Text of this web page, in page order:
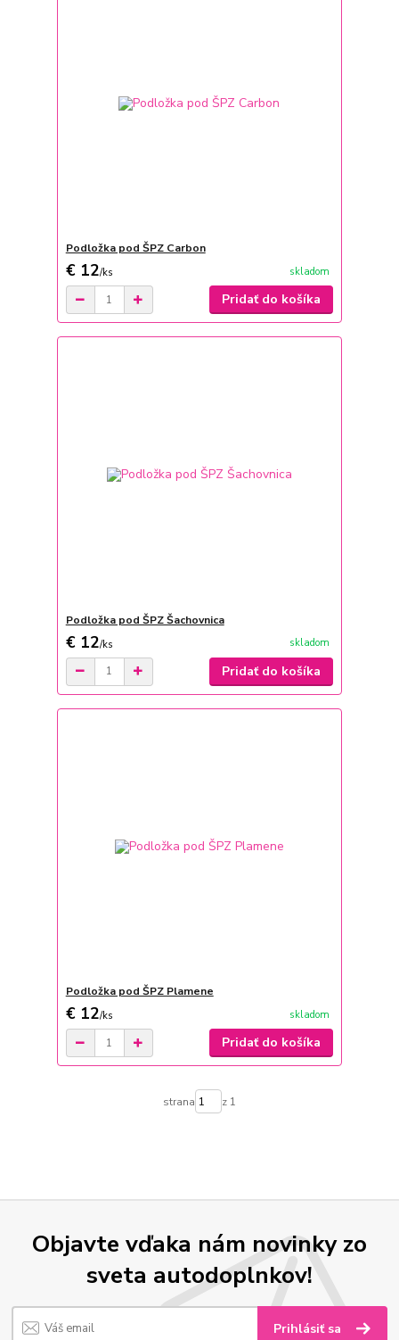
Podložka pod ŠPZ Carbon
€ 12/ks skladom
Pridať do košíka
Podložka pod ŠPZ Šachovnica
€ 12/ks skladom
Pridať do košíka
Podložka pod ŠPZ Plamene
€ 12/ks skladom
Pridať do košíka
strana z 1
Objavte vďaka nám novinky zo
sveta autodoplnkov!
Prihlásiť sa